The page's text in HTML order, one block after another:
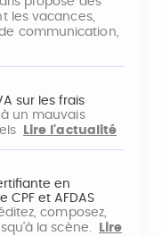
les vacances,
communication,
sur les frais
un mauvais
Lire l'actualité
en
CPF et AFDAS
composez,
la scène.
Lire